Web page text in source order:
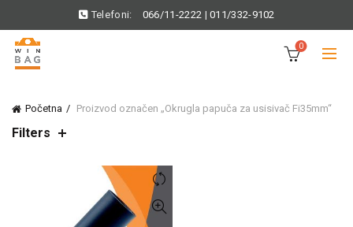
Telefoni: 066/11-2222 |011/332-9102
0
Početna Proizvod označen „Okrugla papuča za usisivač Fi35mm“
Filters